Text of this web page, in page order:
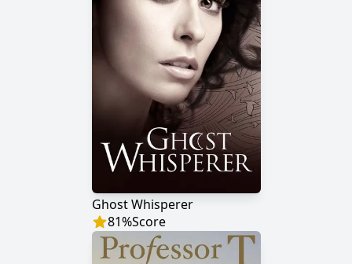
Ghost Whisperer
81%Score